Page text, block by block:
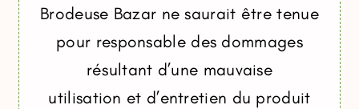
Brodeuse Bazar ne saurait être tenue
pour responsable des dommages
résultant d’une mauvaise
utilisation et d’entretien du produit